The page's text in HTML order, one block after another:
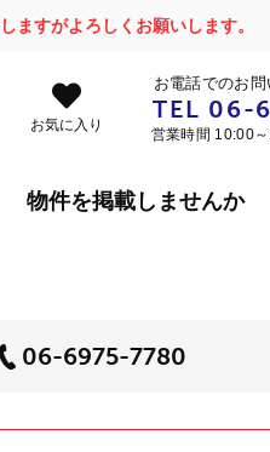
ますがよろしくお願いします。
お気に入り
お電話でのお
TEL 06-
営業時間 10:00
物件を掲載しませんか
06-6975-7780